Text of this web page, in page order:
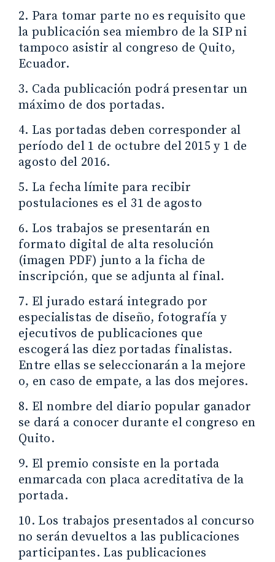
2. Para tomar parte no es requisito que
la publicación sea miembro de la SIP ni
tampoco asistir al congreso de Quito,
Ecuador.
3. Cada publicación podrá presentar un
máximo de dos portadas.
4. Las portadas deben corresponder al
período del 1 de octubre del 2015 y 1 de
agosto del 2016.
5. La fecha límite para recibir
postulaciones es el 31 de agosto
6. Los trabajos se presentarán en
formato digital de alta resolución
(imagen PDF) junto a la ficha de
inscripción, que se adjunta al final.
7. El jurado estará integrado por
especialistas de diseño, fotografía y
ejecutivos de publicaciones que
escogerá las diez portadas finalistas.
Entre ellas se seleccionarán a la mejore
o, en caso de empate, a las dos mejores.
8. El nombre del diario popular ganador
se dará a conocer durante el congreso en
Quito.
9. El premio consiste en la portada
enmarcada con placa acreditativa de la
portada.
10. Los trabajos presentados al concurso
no serán devueltos a las publicaciones
participantes. Las publicaciones